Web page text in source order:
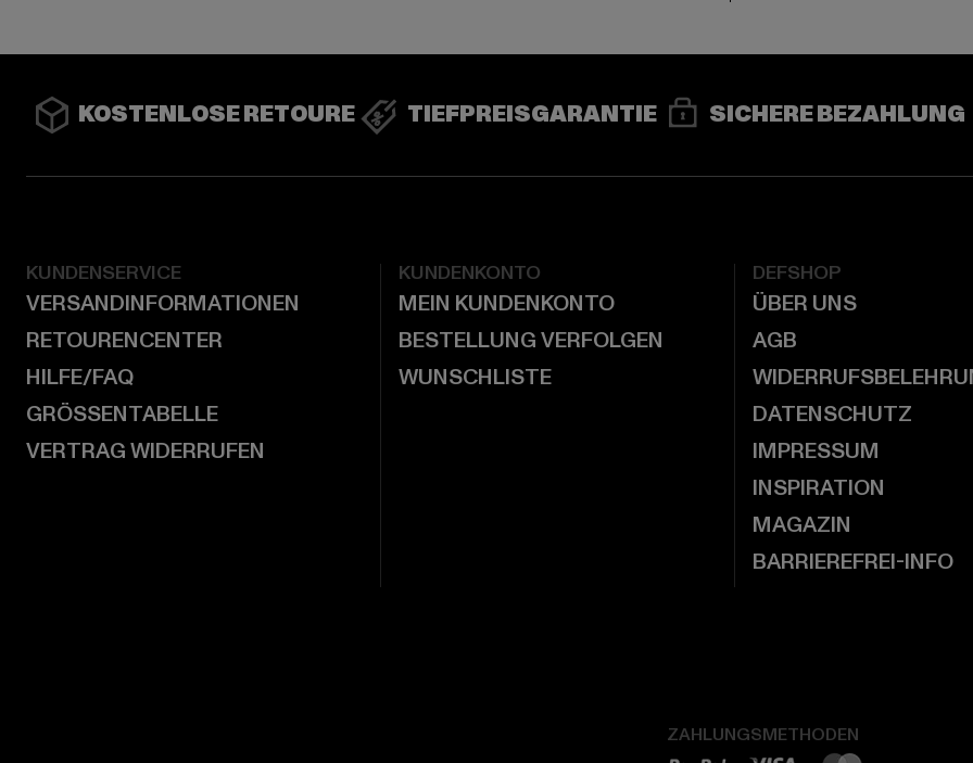
KOSTENLOSE RETOURE TIEFPREISGARANTIE SICHERE BEZAHLUNG
KUNDENSERVICE
VERSANDINFORMATIONEN
RETOURENCENTER
HILFE/FAQ
GRÖSSENTABELLE
VERTRAG WIDERRUFEN
KUNDENKONTO
MEIN KUNDENKONTO
BESTELLUNG VERFOLGEN
WUNSCHLISTE
DEFSHOP
ÜBER UNS
AGB
DATENSCHUTZ
IMPRESSUM
INSPIRATION
MAGAZIN
BARRIEREFREI-INFO
ZAHLUNGSMETHODEN